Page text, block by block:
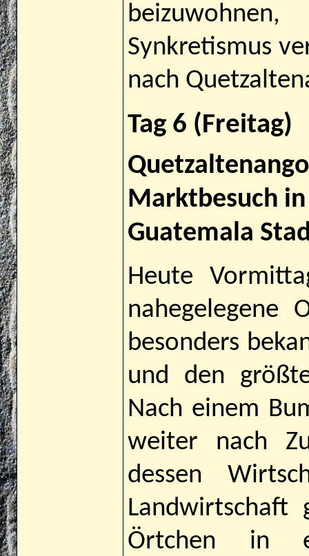
Synkretismus
nach
Tag 6 (Freitag)
Marktbesuch in
Guatemala
Heute
nahegelegene
besonders
und den
Nach einem
weiter nach
dessen
Landwirtschaft
Örtchen in